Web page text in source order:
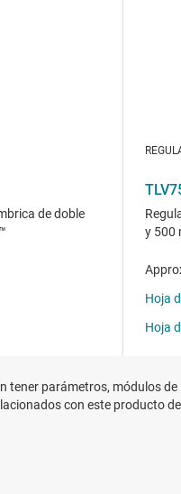
tener parámetros, módulos de
con este producto de